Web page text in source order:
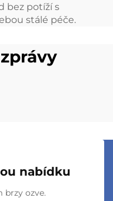
bez potíží s
stálé péče.
nabídku
brzy ozve.